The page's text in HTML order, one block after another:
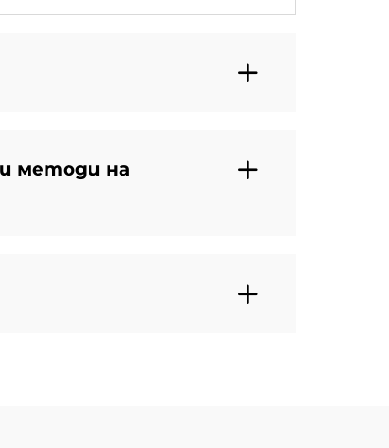
методи на